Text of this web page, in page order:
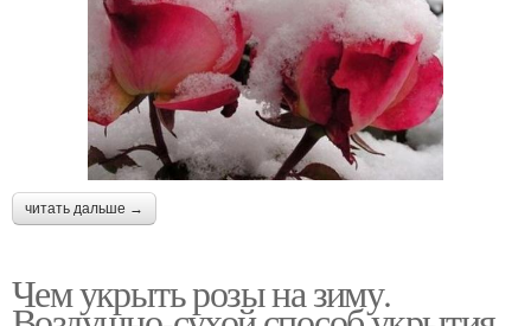
читать дальше →
Чем укрыть розы на зиму.